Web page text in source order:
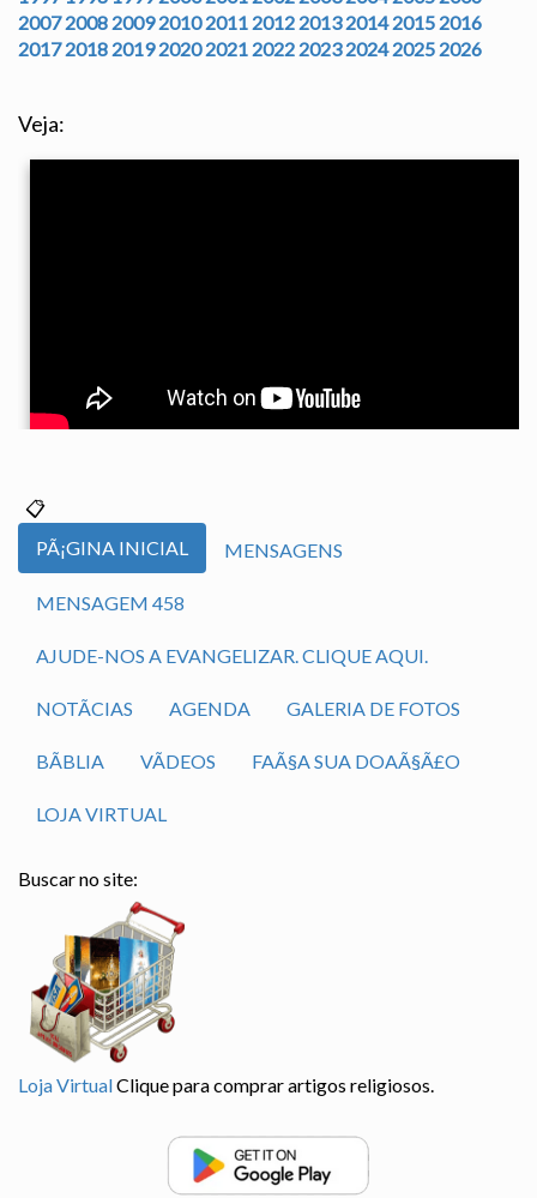
2007 2008 2009 2010 2011 2012 2013 2014 2015 2016
2017 2018 2019 2020 2021 2022 2023 2024 2025 2026
Veja:
PÃ¡GINA INICIAL MENSAGENS
MENSAGEM 458
AJUDE-NOS A EVANGELIZAR. CLIQUE AQUI.
NOTÃ­CIAS AGENDA GALERIA DE FOTOS
BÃ­BLIA VÃ­DEOS FAÃ§A SUA DOAÃ§Ã£O
LOJA VIRTUAL
Buscar no site:
Loja VirtualClique para comprar artigos religiosos.